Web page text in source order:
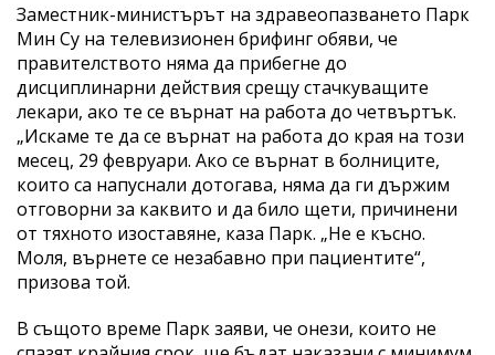
Заместник-министърът на здравеопазването Парк
Мин Су на телевизионен брифинг обяви, че
правителството няма да прибегне до
дисциплинарни действия срещу стачкуващите
лекари, ако те се върнат на работа до четвъртък.
„Искаме те да се върнат на работа до края на този
месец, 29 февруари. Ако се върнат в болниците,
които са напуснали дотогава, няма да ги държим
отговорни за каквито и да било щети, причинени
от тяхното изоставяне, каза Парк. „Не е късно.
Моля, върнете се незабавно при пациентите“,
призова той.
В същото време Парк заяви, че онези, които не